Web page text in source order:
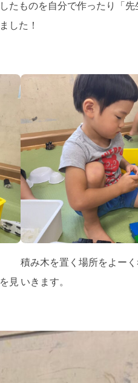
たものを自分で作ったり「
した！
見
積み木を置く場所をよー
いきます。